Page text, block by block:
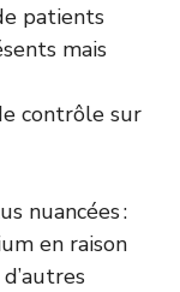
patients
mais
contrôle sur
nuancées :
en raison